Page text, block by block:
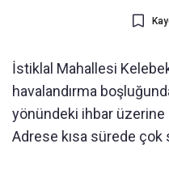
İstiklal Mahallesi
havalandırma
yönündeki ihbar
Adrese kısa sürede çok